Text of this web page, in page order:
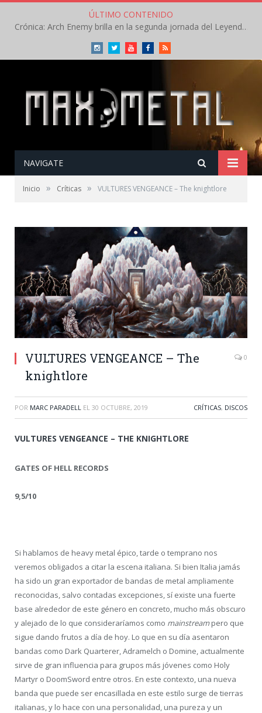
ÚLTIMO CONTENIDO
Crónica: Arch Enemy brilla en la segunda jornada del Leyendas del Rock – Jueves – Agosto 2026
InstagramTwitterYoutubeFacebookRSS
NAVIGATE
Inicio » Críticas » VULTURES VENGEANCE – The knightlore
VULTURES VENGEANCE – The
knightlore
0
POR MARC PARADELL EL 30 OCTUBRE, 2019 CRÍTICAS, DISCOS
VULTURES VENGEANCE – THE KNIGHTLORE
GATES OF HELL RECORDS
9,5/10
Si hablamos de heavy metal épico, tarde o temprano nos
veremos obligados a citar la escena italiana. Si bien Italia jamás
ha sido un gran exportador de bandas de metal ampliamente
reconocidas, salvo contadas excepciones, sí existe una fuerte
base alrededor de este género en concreto, mucho más obscuro
y alejado de lo que consideraríamos como mainstreampero que
sigue dando frutos a día de hoy. Lo que en su día asentaron
bandas como Dark Quarterer, Adramelch o Domine, actualmente
sirve de gran influencia para grupos más jóvenes como Holy
Martyr o DoomSword entre otros. En este contexto, una nueva
banda que puede ser encasillada en este estilo surge de tierras
italianas, y lo hace con una personalidad, una pureza y un